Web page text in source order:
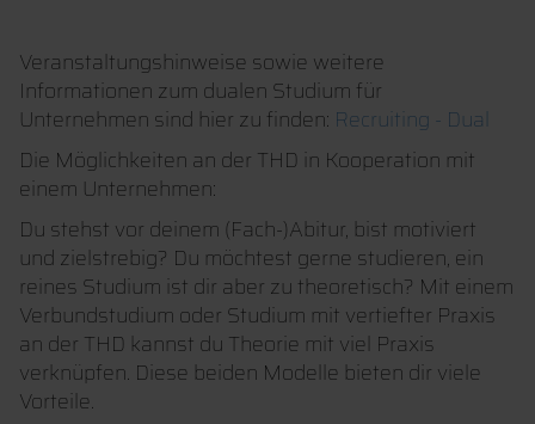
Veranstaltungshinweise sowie weitere
Informationen zum dualen Studium für
Unternehmen sind hier zu finden: Recruiting - Dual
Die Möglichkeiten an der THD in Kooperation mit
einem Unternehmen:
Du stehst vor deinem (Fach-)Abitur, bist motiviert
und zielstrebig? Du möchtest gerne studieren, ein
reines Studium ist dir aber zu theoretisch? Mit einem
Verbundstudium oder Studium mit vertiefter Praxis
an der THD kannst du Theorie mit viel Praxis
verknüpfen. Diese beiden Modelle bieten dir viele
Vorteile.